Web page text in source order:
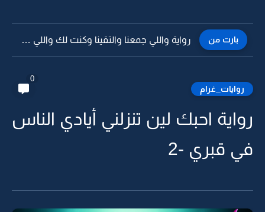
بارت من رواية واللي جمعنا والتقينا وكنت لك واللي فطر قلبي بحبي...
روايات_غرام
0
رواية احبك لين تنزلني أيادي الناس
في قبري -2